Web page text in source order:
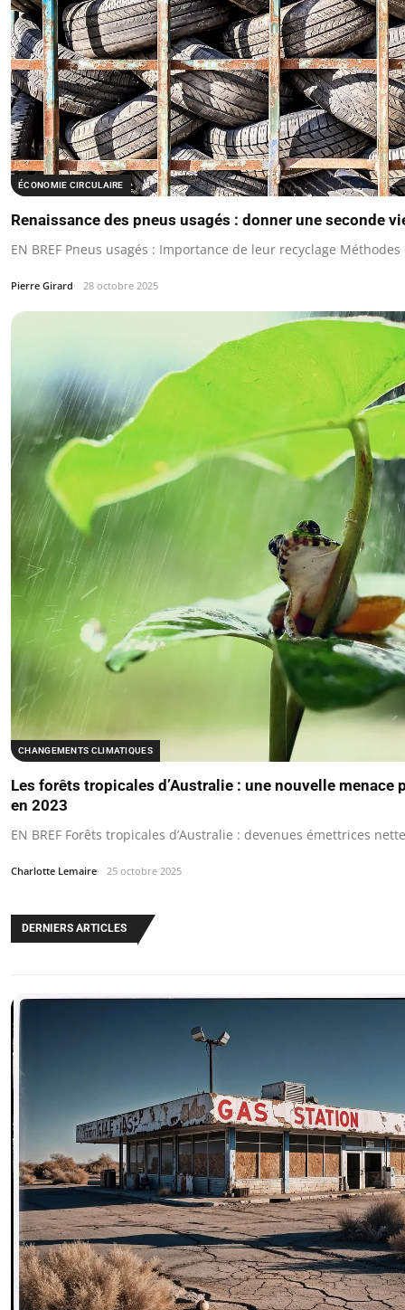
ÉCONOMIE CIRCULAIRE
Renaissance des pneus usagés : donner une seconde
EN BREF Pneus usagés : Importance de leur recyclage
Pierre Girard 28 octobre 2025
CHANGEMENTS CLIMATIQUES
Les forêts tropicales d’Australie : une nouvelle menace
en 2023
EN BREF Forêts tropicales d’Australie : devenues émettrices
Charlotte Lemaire 25 octobre 2025
DERNIERS ARTICLES